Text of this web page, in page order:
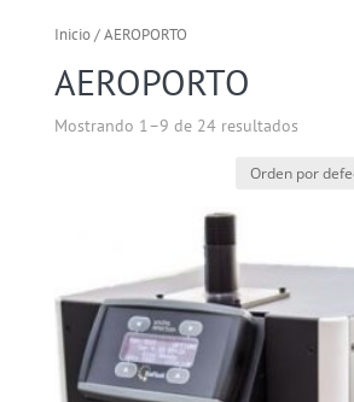
Inicio/ AEROPORTO
AEROPORTO
Mostrando 1–9 de 24 resultados